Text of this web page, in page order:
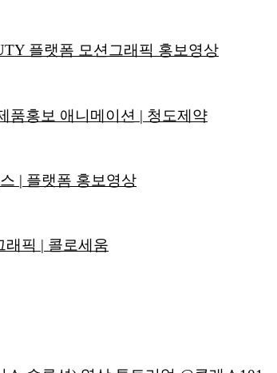
플랫폼 모션그래픽 홍보영상
품홍보 애니메이션 | 청도제약
| 플랫폼 홍보영상
래픽 | 콜로세움